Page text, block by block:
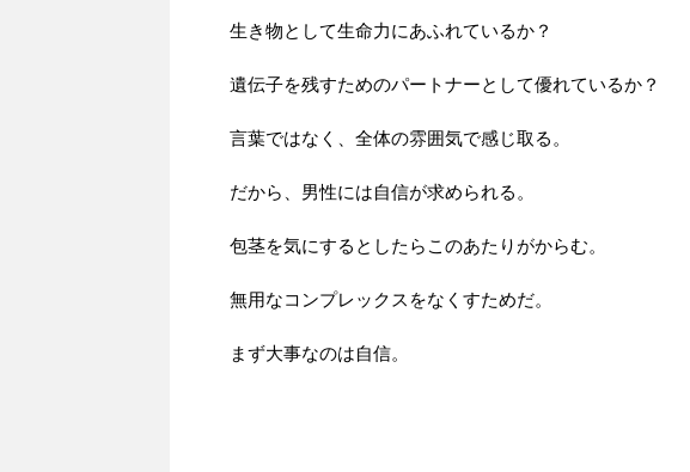
生き物として生命力にあふれているか？
遺伝子を残すためのパートナーとして優れているか？
言葉ではなく、全体の雰囲気で感じ取る。
だから、男性には自信が求められる。
包茎を気にするとしたらこのあたりがからむ。
無用なコンプレックスをなくすためだ。
まず大事なのは自信。